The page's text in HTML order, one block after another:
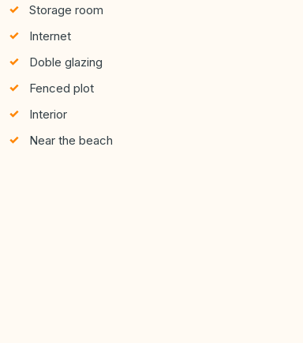
Storage room
Internet
Doble glazing
Fenced plot
Interior
Near the beach